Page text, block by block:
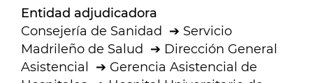
Entidad adjudicadora
Consejería de Sanidad
Servicio
Madrileño de Salud
Dirección General
Asistencial
Gerencia Asistencial de